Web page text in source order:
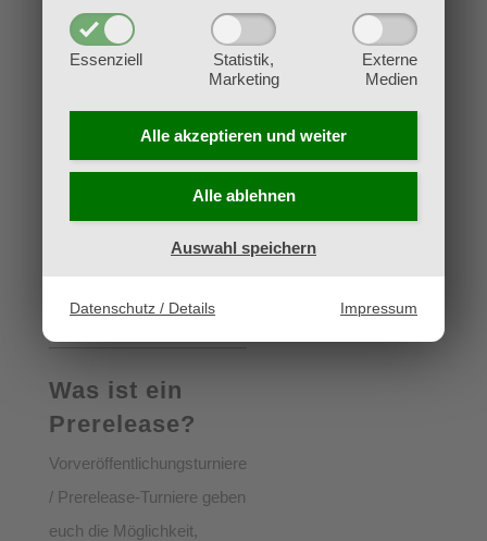
Essenziell
Statistik,
Marketing
Externe
Medien
Alle akzeptieren und weiter
Alle ablehnen
Auswahl speichern
Datenschutz / Details Impressum
für Events an, erhalte beim
Turnier die Pairings direkt
auf dein Handy, nutze den
Event Locator, um Turniere
in deiner Nähe zu finden
Was ist ein
Prerelease?
Vorveröffentlichungsturniere
/ Prerelease-Turniere geben
euch die Möglichkeit,